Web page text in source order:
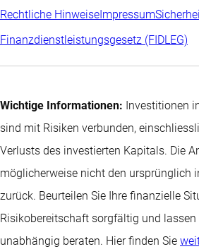
Rechtliche Hinweise Impressum
Finanzdienstleistungsgesetz (FIDLEG)
Wichtige Informationen: Investitionen
sind mit Risiken verbunden,
Verlusts des investierten Kapitals. Die
möglicherweise nicht den ursprünglich
zurück. Beurteilen Sie Ihre finanzielle
Risikobereitschaft sorgfältig und lassen
unabhängig beraten. Hier finden Sie